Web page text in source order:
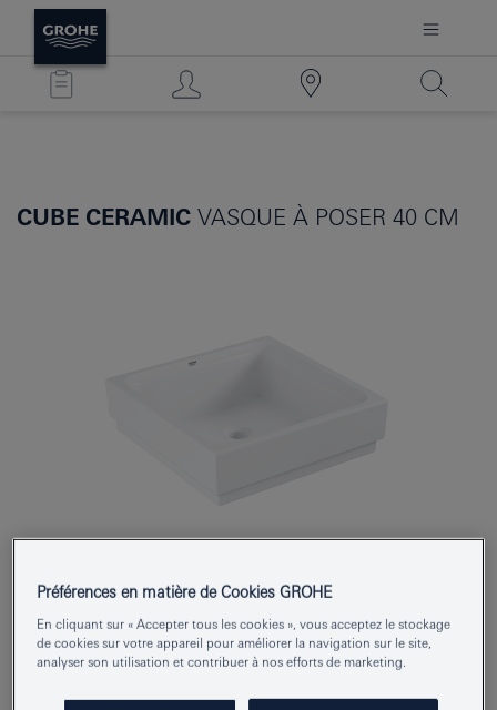
CUBE CERAMIC VASQUE À POSER 40 CM
Numéro de produit 3948200H
EAN 4005176442667
Préférences en matière de Cookies GROHE
En cliquant sur « Accepter tous les cookies », vous acceptez le stockage
de cookies sur votre appareil pour améliorer la navigation sur le site,
analyser son utilisation et contribuer à nos efforts de marketing.